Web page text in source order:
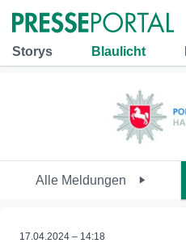
Storys Blaulicht
Alle Meldungen
17.04.2024 – 14:18